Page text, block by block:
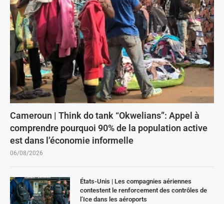
Cameroun | Think do tank “Okwelians”: Appel à
comprendre pourquoi 90% de la population active
est dans l’économie informelle
06/08/2026
États-Unis | Les compagnies aériennes
contestent le renforcement des contrôles de
l’Ice dans les aéroports